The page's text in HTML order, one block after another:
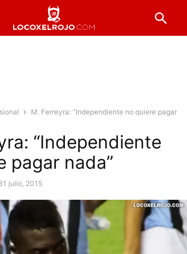
M. Ferreyra: “Independiente no quiere pagar
“Independiente
pagar nada”
julio, 2015